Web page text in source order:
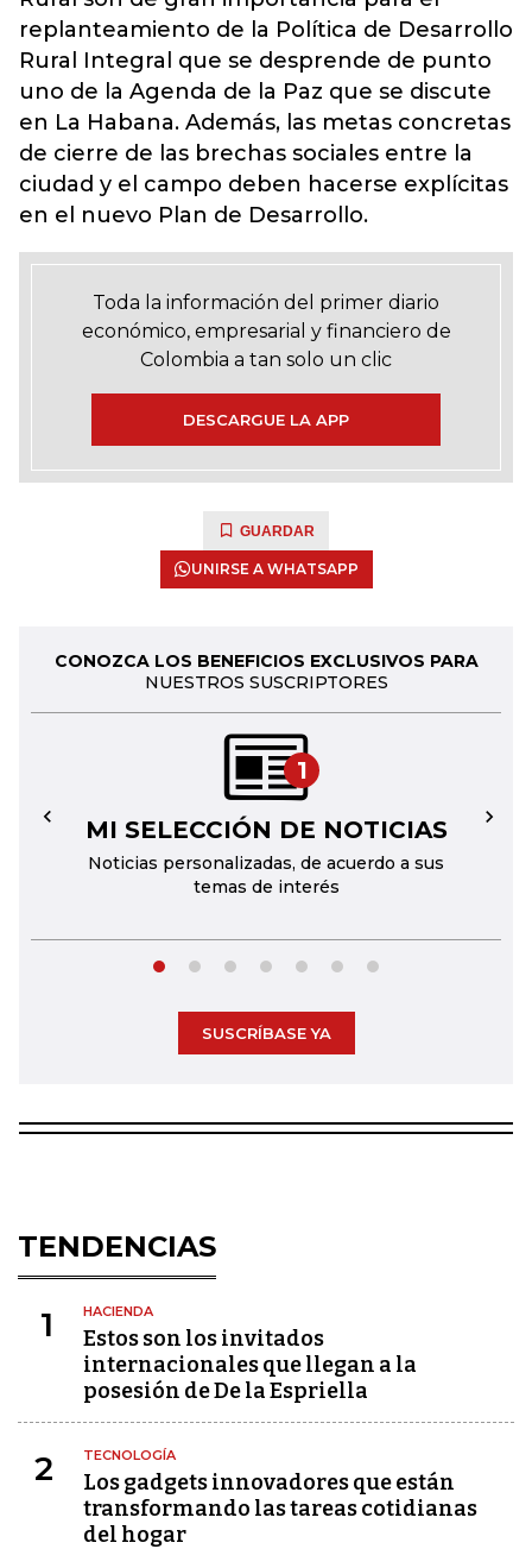
replanteamiento de la Política de Desarrollo
Rural Integral que se desprende de punto
uno de la Agenda de la Paz que se discute
en La Habana. Además, las metas concretas
de cierre de las brechas sociales entre la
ciudad y el campo deben hacerse explícitas
en el nuevo Plan de Desarrollo.
Toda la información del primer diario
económico, empresarial y financiero de
Colombia a tan solo un clic
DESCARGUE LA APP
GUARDAR
UNIRSE A WHATSAPP
CONOZCA LOS BENEFICIOS EXCLUSIVOS PARA
NUESTROS SUSCRIPTORES
1
MI SELECCIÓN DE NOTICIAS
Noticias personalizadas, de acuerdo a sus
temas de interés
← →
SUSCRÍBASE YA
TENDENCIAS
1 HACIENDA
Estos son los invitados
internacionales que llegan a la
posesión de De la Espriella
2 TECNOLOGÍA
Los gadgets innovadores que están
transformando las tareas cotidianas
del hogar